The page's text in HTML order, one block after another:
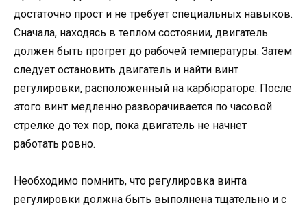
достаточно прост и не требует специальных навыков.
Сначала, находясь в теплом состоянии, двигатель
должен быть прогрет до рабочей температуры. Затем
следует остановить двигатель и найти винт
регулировки, расположенный на карбюраторе. После
этого винт медленно разворачивается по часовой
стрелке до тех пор, пока двигатель не начнет
работать ровно.
Необходимо помнить, что регулировка винта
регулировки должна быть выполнена тщательно и с